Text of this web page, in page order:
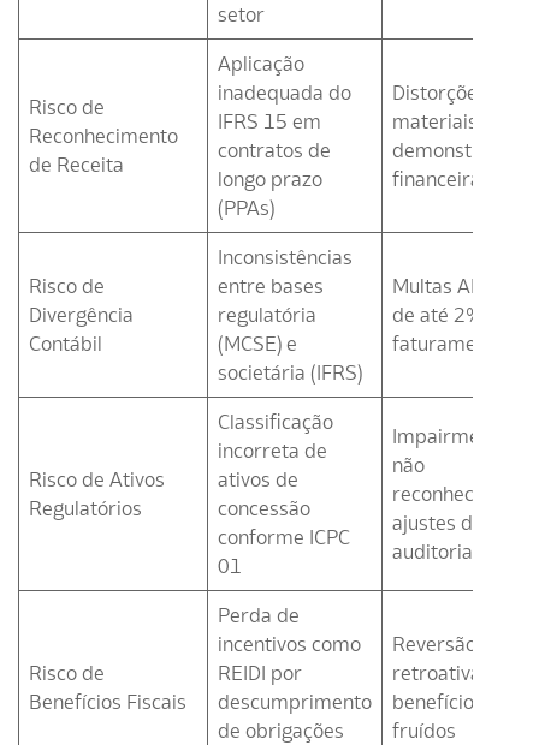
setor
Risco de
Reconhecimento
de Receita
Aplicação
inadequada do
IFRS 15 em
contratos de
longo prazo
(PPAs)
Distorções
materiais em
demonstrações
financeiras
Risco de
Divergência
Contábil
Inconsistências
entre bases
regulatória
(MCSE) e
societária (IFRS)
Multas ANEEL
de até 2% do
faturamento
Risco de Ativos
Regulatórios
Classificação
incorreta de
ativos de
concessão
conforme ICPC
01
Impairment
não
reconhecido e
ajustes de
auditoria
Risco de
Benefícios Fiscais
Perda de
incentivos como
REIDI por
descumprimento
de obrigações
Reversão
retroativa de
benefícios
fruídos